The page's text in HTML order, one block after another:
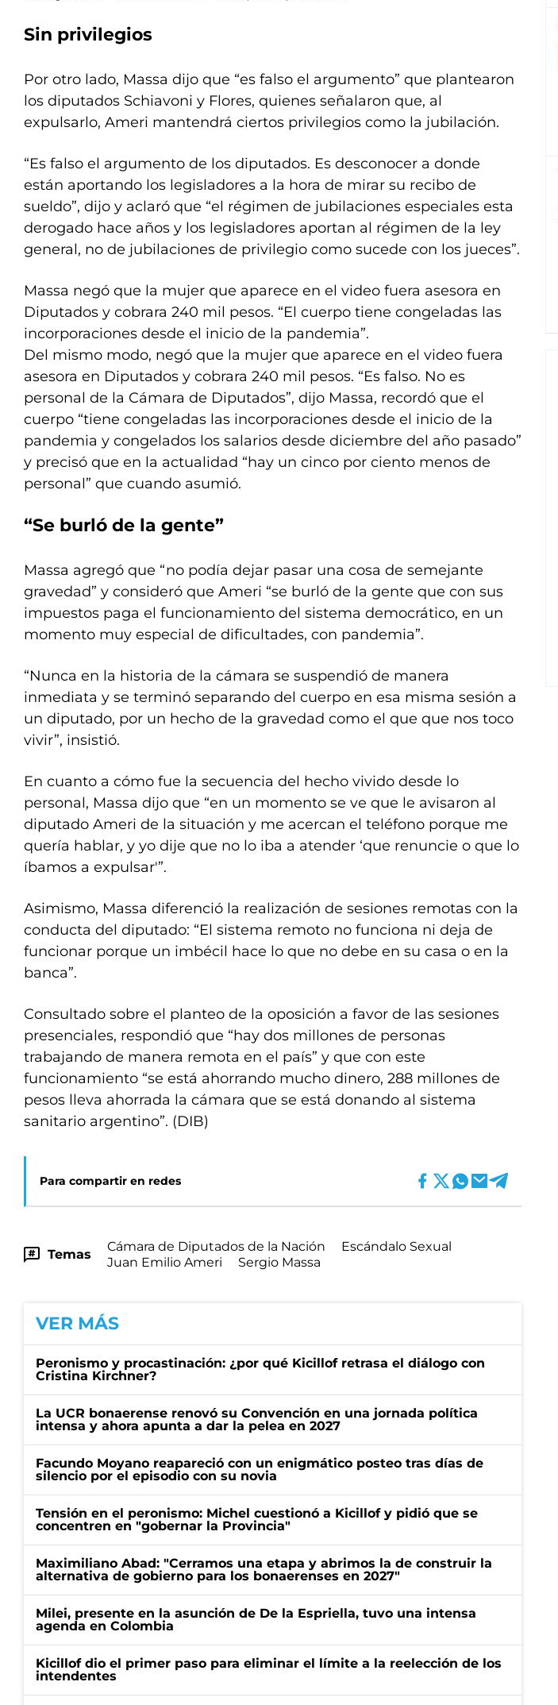
Sin privilegios
Por otro lado, Massa dijo que “es falso el argumento” que plantearon
los diputados Schiavoni y Flores, quienes señalaron que, al
expulsarlo, Ameri mantendrá ciertos privilegios como la jubilación.
“Es falso el argumento de los diputados. Es desconocer a donde
están aportando los legisladores a la hora de mirar su recibo de
sueldo”, dijo y aclaró que “el régimen de jubilaciones especiales esta
derogado hace años y los legisladores aportan al régimen de la ley
general, no de jubilaciones de privilegio como sucede con los jueces”.
Massa negó que la mujer que aparece en el video fuera asesora en
Diputados y cobrara 240 mil pesos. “El cuerpo tiene congeladas las
incorporaciones desde el inicio de la pandemia”.
Del mismo modo, negó que la mujer que aparece en el video fuera
asesora en Diputados y cobrara 240 mil pesos. “Es falso. No es
personal de la Cámara de Diputados”, dijo Massa, recordó que el
cuerpo “tiene congeladas las incorporaciones desde el inicio de la
pandemia y congelados los salarios desde diciembre del año pasado”
y precisó que en la actualidad “hay un cinco por ciento menos de
personal” que cuando asumió.
“Se burló de la gente”
Massa agregó que “no podía dejar pasar una cosa de semejante
gravedad” y consideró que Ameri “se burló de la gente que con sus
impuestos paga el funcionamiento del sistema democrático, en un
momento muy especial de dificultades, con pandemia”.
“Nunca en la historia de la cámara se suspendió de manera
inmediata y se terminó separando del cuerpo en esa misma sesión a
un diputado, por un hecho de la gravedad como el que que nos toco
vivir”, insistió.
En cuanto a cómo fue la secuencia del hecho vivido desde lo
personal, Massa dijo que “en un momento se ve que le avisaron al
diputado Ameri de la situación y me acercan el teléfono porque me
quería hablar, y yo dije que no lo iba a atender ‘que renuncie o que lo
íbamos a expulsar'”.
Asimismo, Massa diferenció la realización de sesiones remotas con la
conducta del diputado: “El sistema remoto no funciona ni deja de
funcionar porque un imbécil hace lo que no debe en su casa o en la
banca”.
Consultado sobre el planteo de la oposición a favor de las sesiones
presenciales, respondió que “hay dos millones de personas
trabajando de manera remota en el país” y que con este
funcionamiento “se está ahorrando mucho dinero, 288 millones de
pesos lleva ahorrada la cámara que se está donando al sistema
sanitario argentino”. (DIB)
Para compartir en redes
Temas
Cámara de Diputados de la Nación
Escándalo Sexual
Juan Emilio Ameri
Sergio Massa
VER MÁS
Peronismo y procastinación: ¿por qué Kicillof retrasa el diálogo con
Cristina Kirchner?
La UCR bonaerense renovó su Convención en una jornada política
intensa y ahora apunta a dar la pelea en 2027
Facundo Moyano reapareció con un enigmático posteo tras días de
silencio por el episodio con su novia
Tensión en el peronismo: Michel cuestionó a Kicillof y pidió que se
concentren en "gobernar la Provincia"
Maximiliano Abad: "Cerramos una etapa y abrimos la de construir la
alternativa de gobierno para los bonaerenses en 2027"
Milei, presente en la asunción de De la Espriella, tuvo una intensa
agenda en Colombia
Kicillof dio el primer paso para eliminar el límite a la reelección de los
intendentes